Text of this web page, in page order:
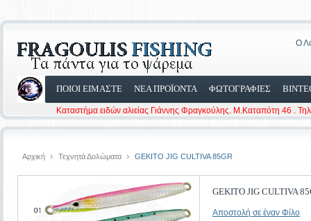
Ο
ΠΟΙΟΙ ΕΙΜΑΣΤΕ ΝΕΑ ΠΡΟΪΟΝΤΑ ΦΩΤΟΓΡΑΦΙΕΣ
Καταστήμα ειδών αλιείας Γιάννης Φραγκούλης. Μ.Καταπότη 46 .
Αρχική Τεχνητά Δολώματα GEKITO JIG CULTIVA 85GR
GEKITO JIG CULTIVA
Αποστολή σε έναν Φίλο